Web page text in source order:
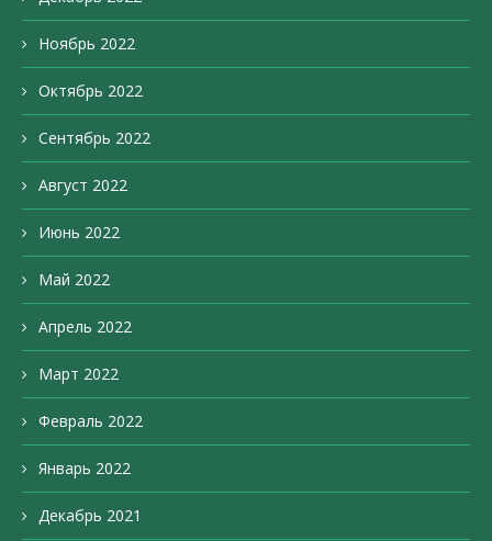
Ноябрь 2022
Октябрь 2022
Сентябрь 2022
Август 2022
Июнь 2022
Май 2022
Апрель 2022
Март 2022
Февраль 2022
Январь 2022
Декабрь 2021